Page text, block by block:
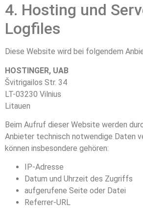
4. Hosting und
Logfiles
Diese Website wird bei folgendem
HOSTINGER, UAB
Švitrigailos Str. 34
LT-03230 Vilnius
Litauen
Beim Aufruf dieser Website werden
Anbieter technisch notwendige Daten
können insbesondere gehören:
IP-Adresse
Datum und Uhrzeit des Zugriffs
aufgerufene Seite oder Datei
Referrer-URL